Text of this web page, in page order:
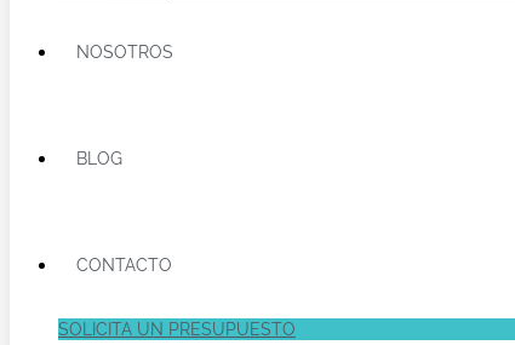
NOSOTROS
BLOG
CONTACTO
SOLICITA UN PRESUPUESTO